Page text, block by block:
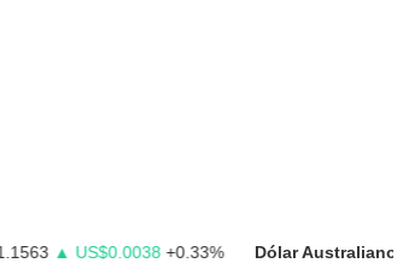
▲ US$0.0038+0.33% Dólar Australiano